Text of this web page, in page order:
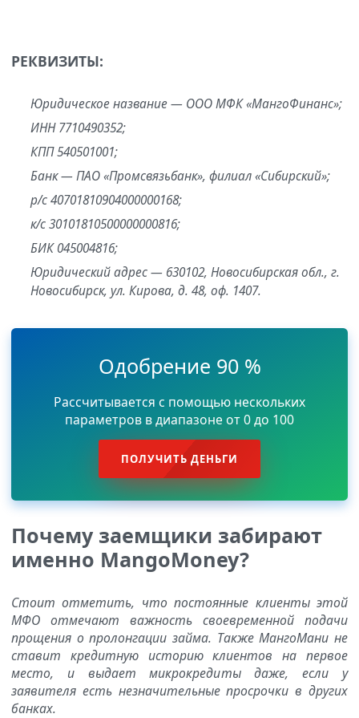
РЕКВИЗИТЫ:
Юридическое название — ООО МФК «МангоФинанс»;
ИНН 7710490352;
КПП 540501001;
Банк — ПАО «Промсвязьбанк», филиал «Сибирский»;
р/с 40701810904000000168;
к/с 30101810500000000816;
БИК 045004816;
Юридический адрес — 630102, Новосибирская обл., г.
Новосибирск, ул. Кирова, д. 48, оф. 1407.
Одобрение 90 %
Рассчитывается с помощью нескольких
параметров в диапазоне от 0 до 100
ПОЛУЧИТЬ ДЕНЬГИ
Почему заемщики забирают
именно MangoMoney?
Стоит отметить, что постоянные клиенты этой
МФО отмечают важность своевременной подачи
прощения о пролонгации займа. Также МангоМани не
ставит кредитную историю клиентов на первое
место, и выдает микрокредиты даже, если у
заявителя есть незначительные просрочки в других
банках.